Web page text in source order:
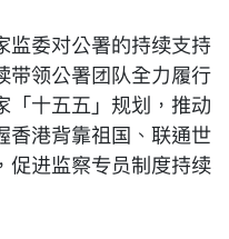
监委对公署的持续支持
带领公署团队全力履行
「十五五」规划，推动
香港背靠祖国、联通世
促进监察专员制度持续